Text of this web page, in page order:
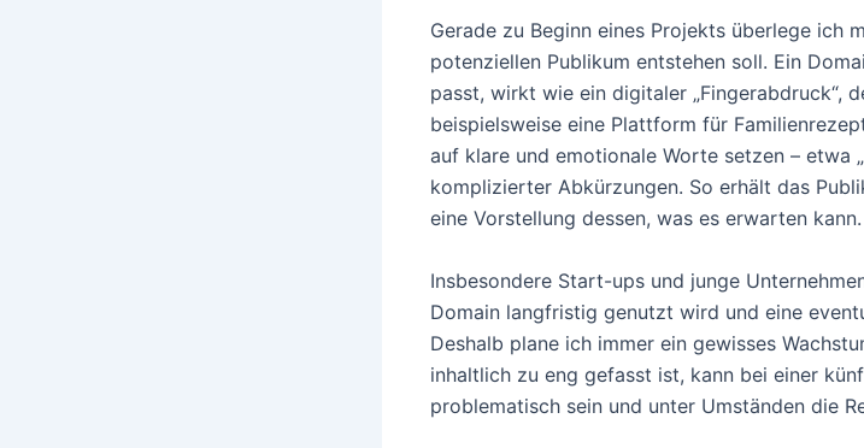
Gerade zu Beginn eines Projekts überlege ich
potenziellen Publikum entstehen soll. Ein
passt, wirkt wie ein digitaler „Fingerabdruck“,
beispielsweise eine Plattform für
auf klare und emotionale Worte setzen – etwa
komplizierter Abkürzungen. So erhält das
eine Vorstellung dessen, was es erwarten kann.
Insbesondere Start-ups und junge
Domain langfristig genutzt wird und eine
Deshalb plane ich immer ein gewisses
inhaltlich zu eng gefasst ist, kann bei einer
problematisch sein und unter Umständen die